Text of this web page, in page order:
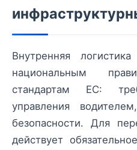
Внутренняя
национальным
стандартам ЕС:
управления
безопасности. Для
действует